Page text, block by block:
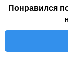
Понравился